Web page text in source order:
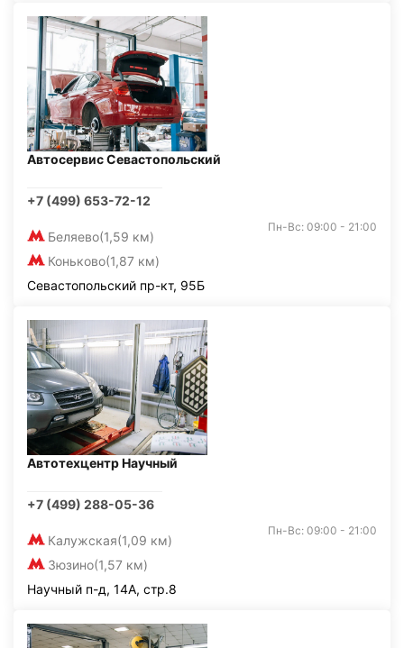
Автосервис Севастопольский
+7 (499) 653-72-12
Беляево(1,59 км)
Коньково(1,87 км)
Пн-Вс: 09:00 - 21:00
Севастопольский пр-кт, 95Б
Автотехцентр Научный
+7 (499) 288-05-36
Калужская(1,09 км)
Зюзино(1,57 км)
Пн-Вс: 09:00 - 21:00
Научный п-д, 14А, стр.8